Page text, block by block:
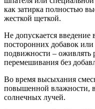
как затирка полностью
жесткой щеткой.
Не допускается введение
посторонних добавок
подвижности – оживлять
перемешивания без
Во время высыхания
повышенной влажности,
солнечных лучей.